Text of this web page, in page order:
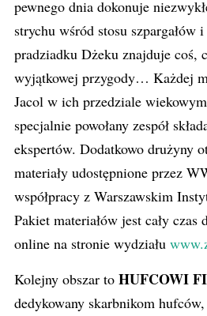
pewnego dnia dokonuje
strychu wśród stosu szpargałów
pradziadku Dżeku znajduje coś,
wyjątkowej przygody… Każdej
Jacol w ich przedziale
specjalnie powołany zespół
ekspertów. Dodatkowo drużyny
materiały udostępnione przez
współpracy z Warszawskim
Pakiet materiałów jest cały czas
online na stronie wydziału
Kolejny obszar to HUFCOWI
dedykowany skarbnikom